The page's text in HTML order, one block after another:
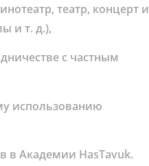
театр, концерт и
и т. д.),
с частным
использованию
в Академии HasTavuk.